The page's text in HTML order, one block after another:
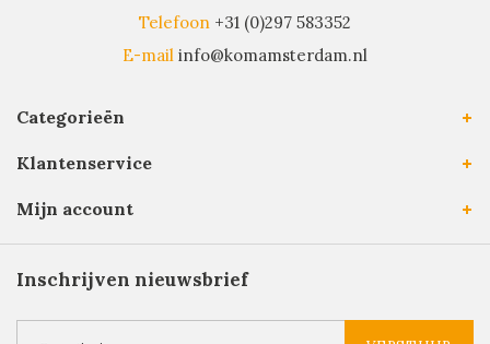
Telefoon +31 (0)297 583352
E-mail info@komamsterdam.nl
Categorieën
Klantenservice
Mijn account
Inschrijven nieuwsbrief